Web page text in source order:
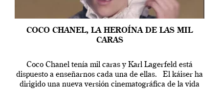
COCO CHANEL, LA HEROÍNA DE LAS MIL
CARAS
Coco Chanel tenía mil caras y Karl Lagerfeld está
dispuesto a enseñarnos cada una de ellas. El káiser ha
dirigido una nueva versión cinematográfica de la vida